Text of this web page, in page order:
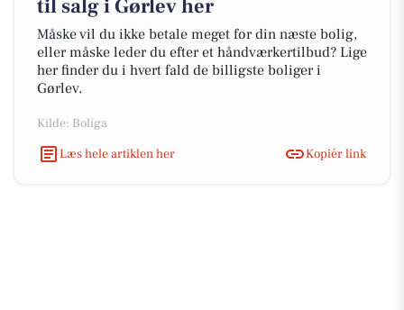
til salg i Gørlev her
Måske vil du ikke betale meget for din næste bolig,
eller måske leder du efter et håndværkertilbud? Lige
her finder du i hvert fald de billigste boliger i
Gørlev.
Kilde: Boliga
Læs hele artiklen her
Kopiér link